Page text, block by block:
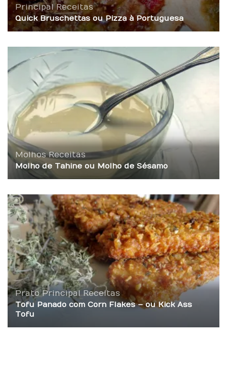
Principal Receitas
Quick Bruschettas ou Pizza à Portuguesa
Molhos Receitas
Molho de Tahine ou Molho de Sésamo
Prato Principal Receitas
Tofu Panado com Corn Flakes – ou Kick Ass
Tofu